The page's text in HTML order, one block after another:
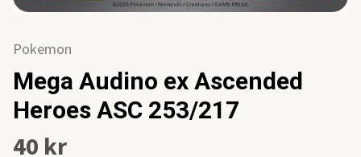
Pokemon
Mega Audino ex Ascended
Heroes ASC 253/217
40 kr